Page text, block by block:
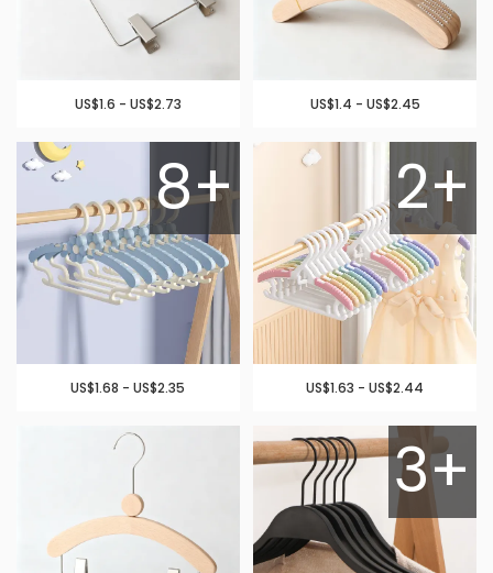
US$1.6 - US$2.73 US$1.4 - US$2.45
8+
US$1.68 - US$2.35
2+
US$1.63 - US$2.44
3+